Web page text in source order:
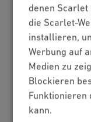
denen
die Scarlet-
installieren,
Werbung auf
Medien zu
Blockieren
Funktionieren
kann.